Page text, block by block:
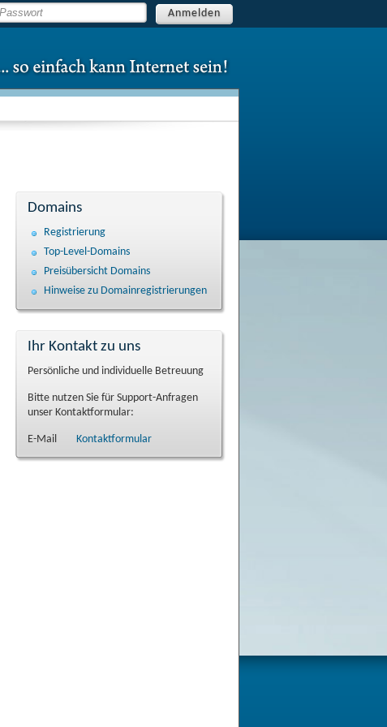
Anmelden
Domains
Registrierung
Top-Level-Domains
Preisübersicht Domains
Hinweise zu Domain­registrierungen
Ihr Kontakt zu uns
Persönliche und individuelle Betreuung
Bitte nutzen Sie für Support-Anfragen
unser Kontaktformular:
E-Mail Kontaktformular